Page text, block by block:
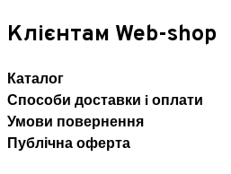
Клієнтам Web-shop
Каталог
Способи доставки i оплати
Умови повернення
Публічна оферта